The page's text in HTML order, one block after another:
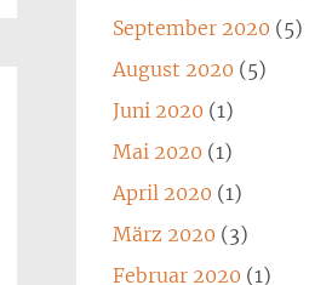
September 2020 (5)
August 2020 (5)
Juni 2020 (1)
Mai 2020 (1)
April 2020 (1)
März 2020 (3)
Februar 2020 (1)